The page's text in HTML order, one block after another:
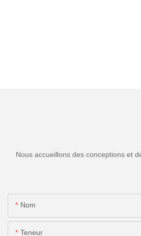
Nous accueillons des conceptions et
Nom
Teneur